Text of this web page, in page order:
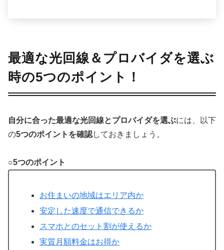
最適な光回線＆プロバイダを選ぶ
時の5つのポイント！
自分に合った最適な光回線とプロバイダを選ぶには、以下
の5つのポイントを確認しておきましょう。
○5つのポイント
お住まいの地域はエリア内か
安定した速度で通信できるか
スマホとのセット割が使えるか
実質月額料金はお得か